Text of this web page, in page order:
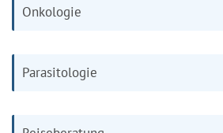
Onkologie
Parasitologie